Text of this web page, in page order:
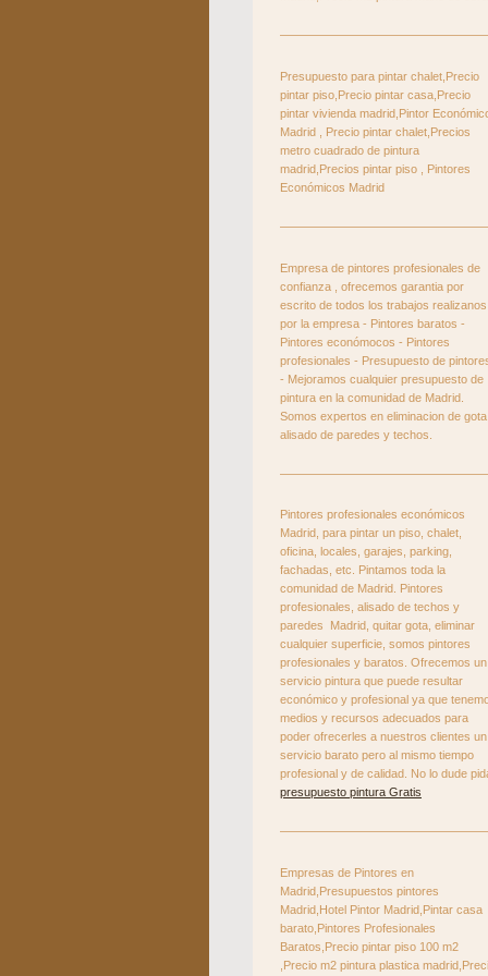
Presupuesto para pintar chalet,Precio
pintar piso,Precio pintar casa,Precio
pintar vivienda madrid,Pintor
Madrid , Precio pintar chalet,Precios
metro cuadrado de pintura
madrid,Precios pintar piso , Pintores
Económicos Madrid
Empresa de pintores profesionales de
confianza , ofrecemos garantia por
escrito de todos los trabajos realizanos
por la empresa - Pintores baratos -
Pintores económocos - Pintores
profesionales - Presupuesto de
- Mejoramos cualquier presupuesto de
pintura en la comunidad de Madrid.
Somos expertos en eliminacion de
alisado de paredes y techos.
Pintores profesionales económicos
Madrid, para pintar un piso, chalet,
oficina, locales, garajes, parking,
fachadas, etc. Pintamos toda la
comunidad de Madrid. Pintores
profesionales, alisado de techos y
paredes Madrid, quitar gota, eliminar
cualquier superficie, somos pintores
profesionales y baratos. Ofrecemos un
servicio pintura que puede resultar
económico y profesional ya que
medios y recursos adecuados para
poder ofrecerles a nuestros clientes un
servicio barato pero al mismo tiempo
profesional y de calidad. No lo dude
presupuesto pintura Gratis
Empresas de Pintores en
Madrid,Presupuestos pintores
Madrid,Hotel Pintor Madrid,Pintar casa
barato,Pintores Profesionales
Baratos,Precio pintar piso 100 m2
,Precio m2 pintura plastica